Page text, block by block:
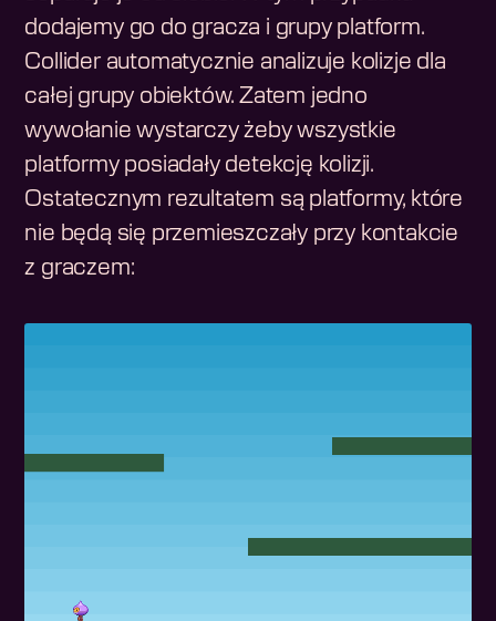
dodajemy go do gracza i grupy platform.
Collider automatycznie analizuje kolizje dla
całej grupy obiektów. Zatem jedno
wywołanie wystarczy żeby wszystkie
platformy posiadały detekcję kolizji.
Ostatecznym rezultatem są platformy, które
nie będą się przemieszczały przy kontakcie
z graczem: